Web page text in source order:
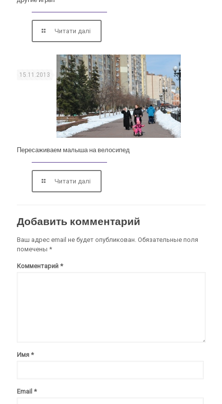
Читати далі
15.11.2013
Пересаживаем малыша на велосипед
Читати далі
Добавить комментарий
Ваш адрес email не будет опубликован. Обязательные поля
помечены *
Комментарий *
Имя *
Email *